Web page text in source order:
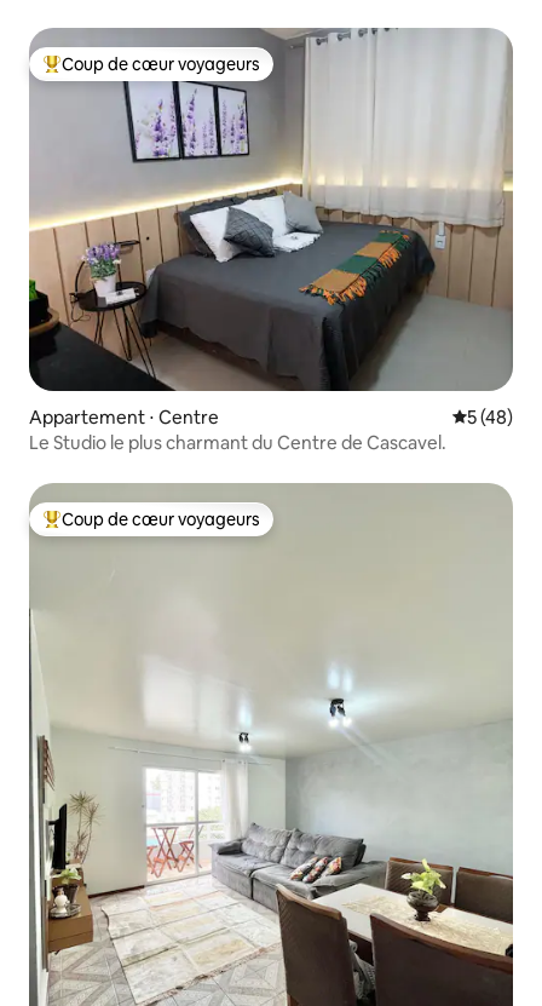
Coups de cœur voyageurs les plus appréciés
Coup de cœur voyageurs
Appartement ⋅ Centre
5 (48)
Le Studio le plus charmant du Centre de Cascavel.
Coups de cœur voyageurs les plus appréciés
Coup de cœur voyageurs